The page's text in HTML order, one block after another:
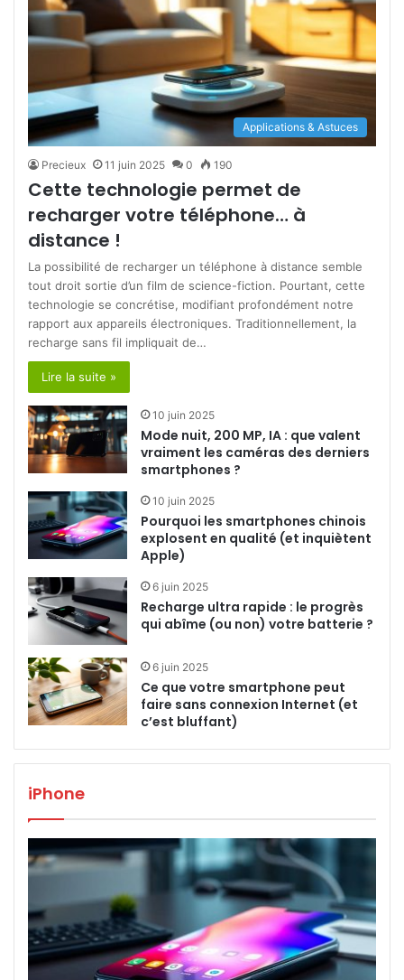
Applications & Astuces
Precieux 11 juin 2025 0 190
Cette technologie permet de
recharger votre téléphone… à
distance !
La possibilité de recharger un téléphone à distance semble
tout droit sortie d’un film de science-fiction. Pourtant, cette
technologie se concrétise, modifiant profondément notre
rapport aux appareils électroniques. Traditionnellement, la
recharge sans fil impliquait de…
Lire la suite »
10 juin 2025
Mode nuit, 200 MP, IA : que valent
vraiment les caméras des derniers
smartphones ?
10 juin 2025
Pourquoi les smartphones chinois
explosent en qualité (et inquiètent
Apple)
6 juin 2025
Recharge ultra rapide : le progrès
qui abîme (ou non) votre batterie ?
6 juin 2025
Ce que votre smartphone peut
faire sans connexion Internet (et
c’est bluffant)
iPhone